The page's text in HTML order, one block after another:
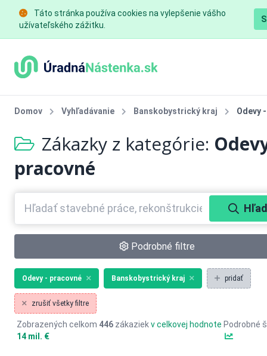
Táto stránka používa cookies na vylepšenie vášho
užívateľského zážitku.
Domov Vyhľadávanie Banskobystrický kraj Odevy
Zákazky z kategórie:
pracovné
Podrobné filtre
Odevy - pracovné Banskobystrický kraj pridať
zrušiť všetky filtre
Zobrazených celkom 446 zákaziekv celkovej hodnote
14 mil. €
Podrobné